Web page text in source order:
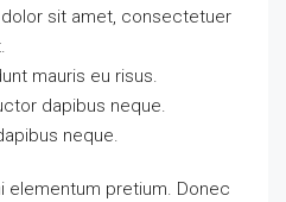
sit amet, consectetuer
mauris eu risus.
dapibus neque.
neque.
elementum pretium. Donec